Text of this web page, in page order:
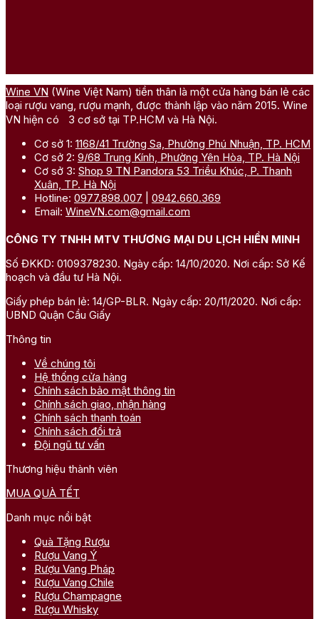
Wine VN (Wine Việt Nam) tiền thân là một cửa hàng bán lẻ các
loại rượu vang, rượu mạnh, được thành lập vào năm 2015. Wine
VN hiện có 3 cơ sở tại TP.HCM và Hà Nội.
Cơ sở 1: 1168/41 Trường Sa, Phường Phú Nhuận, TP. HCM
Cơ sở 2: 9/68 Trung Kính, Phường Yên Hòa, TP. Hà Nội
Cơ sở 3: Shop 9 TN Pandora 53 Triều Khúc, P. Thanh
Xuân, TP. Hà Nội
Hotline: 0977.898.007
0942.660.369
Email: WineVN.com@gmail.com
CÔNG TY TNHH MTV THƯƠNG MẠI DU LỊCH HIỀN MINH
Số ĐKKD: 0109378230. Ngày cấp: 14/10/2020. Nơi cấp: Sở Kế
hoạch và đầu tư Hà Nội.
Giấy phép bán lẻ: 14/GP-BLR. Ngày cấp: 20/11/2020. Nơi cấp:
UBND Quận Cầu Giấy
Thông tin
Về chúng tôi
Hệ thống cửa hàng
Chính sách bảo mật thông tin
Chính sách giao, nhận hàng
Chính sách thanh toán
Chính sách đổi trả
Đội ngũ tư vấn
Thương hiệu thành viên
MUA QUÀ TẾT
Danh mục nổi bật
Quà Tặng Rượu
Rượu Vang Ý
Rượu Vang Pháp
Rượu Vang Chile
Rượu Champagne
Rượu Whisky